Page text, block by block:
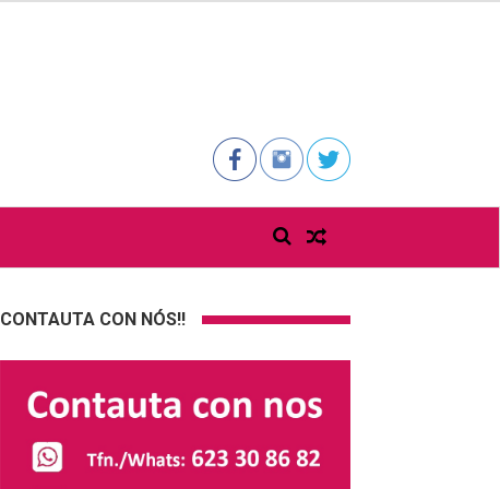
CONTAUTA CON NÓS!!